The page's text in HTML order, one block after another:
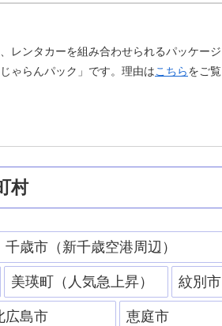
レンタカーを組み合わせられるパッケージ
ゃらんパック」です。理由はこちらをご覧
村
千歳市（新千歳空港周辺）
美瑛町（人気急上昇） 紋別市
広島市 恵庭市